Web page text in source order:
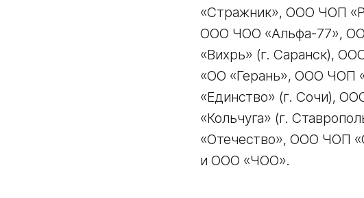
«Стражник», ООО ЧОП
ООО ЧОО «Альфа-77»,
«Вихрь» (г. Саранск),
«ОО «Герань», ООО ЧОП
«Единство» (г. Сочи),
«Кольчуга» (г.
«Отечество», ООО ЧОП
и ООО «ЧОО».